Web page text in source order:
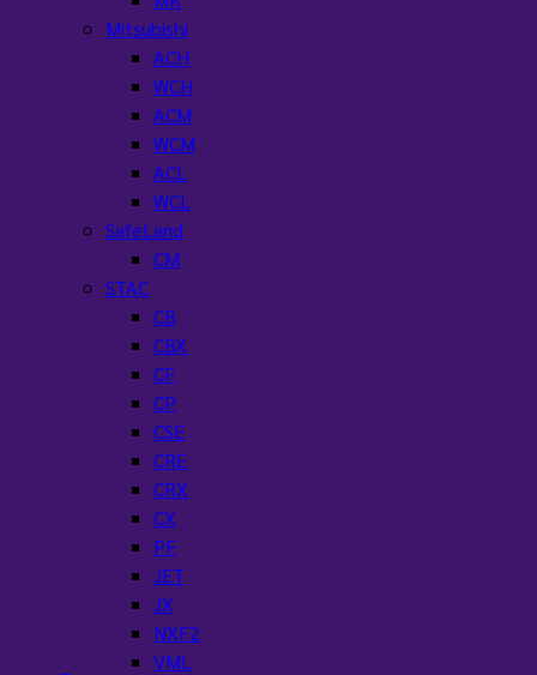
Mitsubishi
ACH
WCH
ACM
WCM
ACL
WCL
SafeLand
CM
STAC
CB
CBX
CF
CP
CSE
CRE
CRX
CX
PF
JET
JX
NXF2
VML